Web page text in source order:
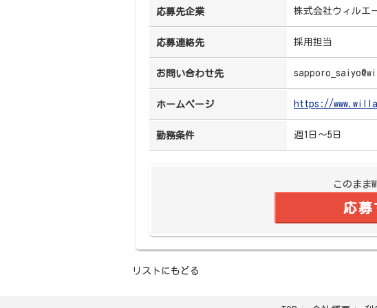
応募先企業 株式会社ウィルエ
応募連絡先 採用担当
お問い合わせ先
ホームページ https://
勤務条件 週1日～5日
このまま
応募
リストにもどる